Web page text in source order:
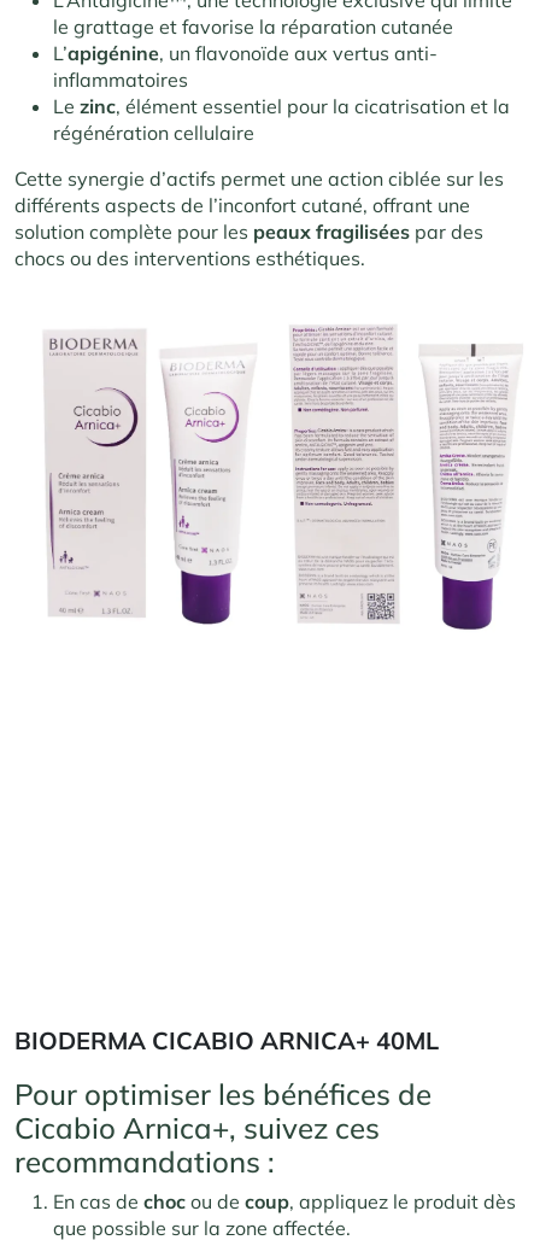
le grattage et favorise la réparation cutanée
L’apigénine, un flavonoïde aux vertus anti-
inflammatoires
Le zinc, élément essentiel pour la cicatrisation et la
régénération cellulaire
Cette synergie d’actifs permet une action ciblée sur les
différents aspects de l’inconfort cutané, offrant une
solution complète pour les peaux fragilisées par des
chocs ou des interventions esthétiques.
BIODERMA CICABIO ARNICA+ 40ML
Pour optimiser les bénéfices de
Cicabio Arnica+, suivez ces
recommandations :
En cas de choc ou de coup, appliquez le produit dès
que possible sur la zone affectée.